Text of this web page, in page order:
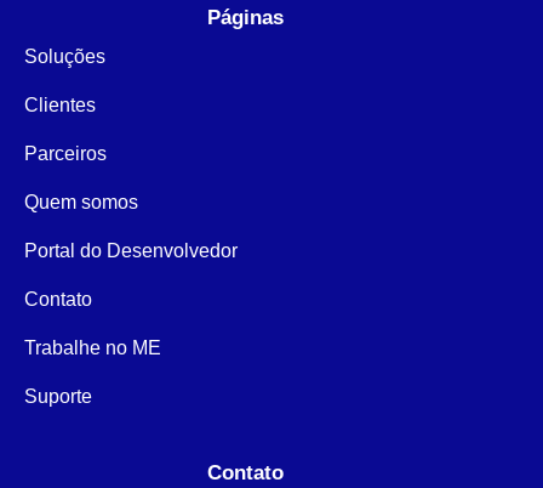
Páginas
Soluções
Clientes
Parceiros
Quem somos
Portal do Desenvolvedor
Contato
Trabalhe no ME
Suporte
Contato